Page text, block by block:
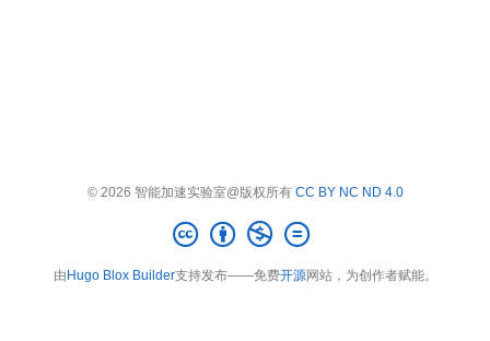
© 2026 智能加速实验室@版权所有 CC BY NC ND 4.0
由 Hugo Blox Builder支持发布——免费开源网站，为创作者赋能。